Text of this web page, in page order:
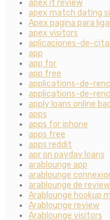
apex it review
apex match dating
Apex pagina para
apex visitors
aplicaciones-de-
app
app for
app free
applications-de-
applications-de-
apply loans online
apps
apps for iphone
apps free
apps reddit
apr on payday loans
arablounge app
arablounge
arablounge de review
Arablounge hookup
Arablounge review
Arablounge visitors